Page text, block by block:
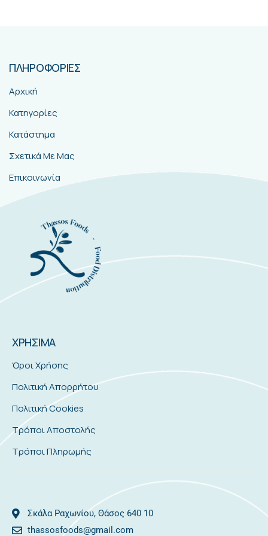
ΠΛΗΡΟΦΟΡΙΕΣ
Αρχική
Κατηγορίες
Κατάστημα
Σχετικά Με Μας
Επικοινωνία
ΧΡΗΣΙΜΑ
Όροι Χρήσης
Πολιτική Απορρήτου
Πολιτική Cookies
Τρόποι Αποστολής
Τρόποι Πληρωμής
Σκάλα Ραχωνίου, Θάσος 640 10
thassosfoods@gmail.com